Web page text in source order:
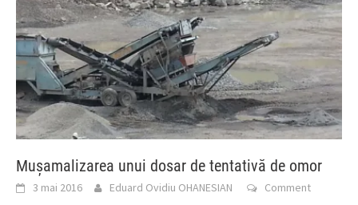
Mușamalizarea unui dosar de tentativă de omor
3 mai 2016 Eduard Ovidiu OHANESIAN Comment